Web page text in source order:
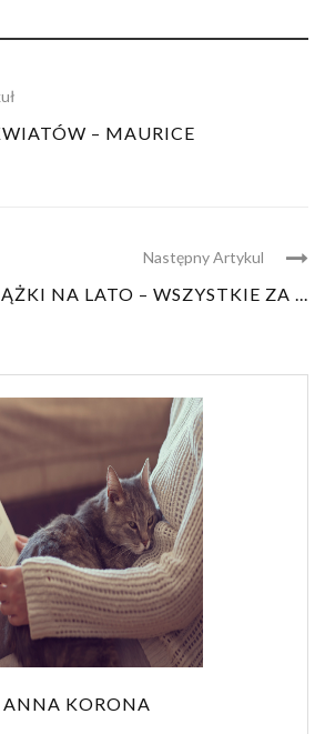
– MAURICE
Następny Artykul
NA LATO – WSZYSTKIE ZA ...
ANNA KORONA